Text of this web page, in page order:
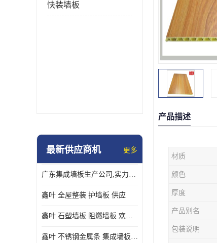
快装墙板
最新供应商机 更多
广东集成墙板生产公司,实力厂家-配送+设计+安装-没中间商
鑫叶 全屋整装 护墙板 供应
鑫叶 石塑墙板 阻燃墙板 欢迎选购
鑫叶 不锈钢金属条 集成墙板阴角线 欢迎选购
产品描述
材质
颜色
厚度
产品别名
包装说明